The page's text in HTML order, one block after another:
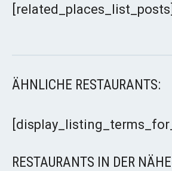
[related_places_list_posts]
ÄHNLICHE RESTAURANTS:
RESTAURANTS IN DER